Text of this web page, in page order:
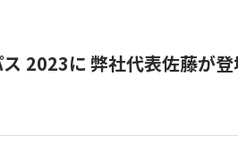
2023に 弊社代表佐藤が